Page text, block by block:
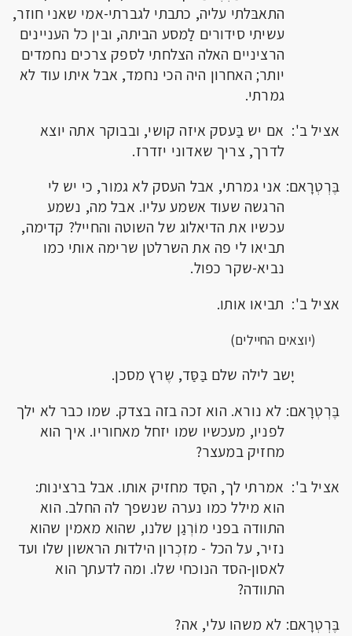
התאבּלתי עליה, כתבתי לגברתי-אמי שאני חוזר,
עשיתי סידורים לַמסע הביתה, ובין כל העניינים
הרציניים האלה הצלחתי לספק צרכים נחמדים
יותר; האחרון היה הכי נחמד, אבל איתו עוד לא
גמרתי.
אציל ב': אם יש בַּעסק איזה קושי, ובבוקר אתה יוצא
לדרך, צריך שאדוני יזדרז.
בֶּרְטְרָאם: אני גמרתי, אבל העסק לא גמור, כי יש לי
הרגשה שעוד אשמע עליו. אבל מה, נשמע
עכשיו את הדיאלוג של השוטה והחייל? קדימה,
תביאו לי פה את השרלטן שרימה אותי כמו
נביא-שקר כפול.
אציל ב': תביאו אותו.
(יוצאים החיילים)
יָשב לילה שלם בַּסַּד, שֶרץ מסכן.
בֶּרְטְרָאם: לא נורא. הוא זכה בזה בצדק. שמו כבר לא ילך
לפניו, מעכשיו שמו יזחל מאחוריו. איך הוא
מחזיק במעצר?
אציל ב': אמרתי לך, הסַד מחזיק אותו. אבל ברצינות:
הוא מילל כמו נערה שנשפך לה החלב. הוא
התוודה בפני מוֹרְגַן שלנו, שהוא מאמין שהוא
נזיר, על הכל - מזִכְרון הילדוּת הראשון שלו ועד
לאסון-הסד הנוכחי שלו. ומה לדעתך הוא
התוודה?
בֶּרְטְרָאם: לא משהו עלי, אה?